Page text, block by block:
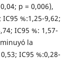
p = 0,006),
%:1,25-9,62;
IC95 %: 1,57-
la
IC95 %:0,28-